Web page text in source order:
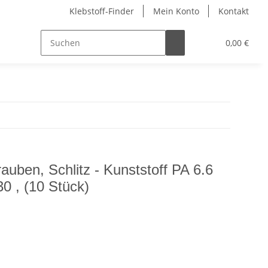
Klebstoff-Finder Mein Konto Kontakt
0,00 €
Schlitz - Kunststoff PA 6.6
, (10 Stück)